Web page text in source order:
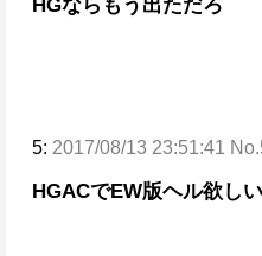
HGならもう出ただろ
5: 2017/08/13 23:51:41
HGACでEW版ヘル欲しい